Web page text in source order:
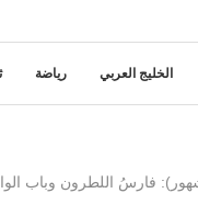
الخليج العربي رياضة
فارسُ اللطرون وباب